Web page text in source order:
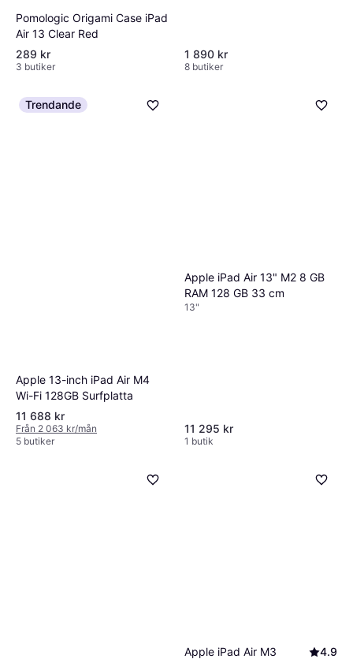
Pomologic Origami Case iPad
Air 13 Clear Red
289 kr
3 butiker
1 890 kr
8 butiker
Trendande
Apple 13-inch iPad Air M4
Wi-Fi 128GB Surfplatta
11 688 kr
Från 2 063 kr/mån
5 butiker
Apple iPad Air 13" M2 8 GB
RAM 128 GB 33 cm
13"
11 295 kr
1 butik
Apple iPad Air M3
4.9